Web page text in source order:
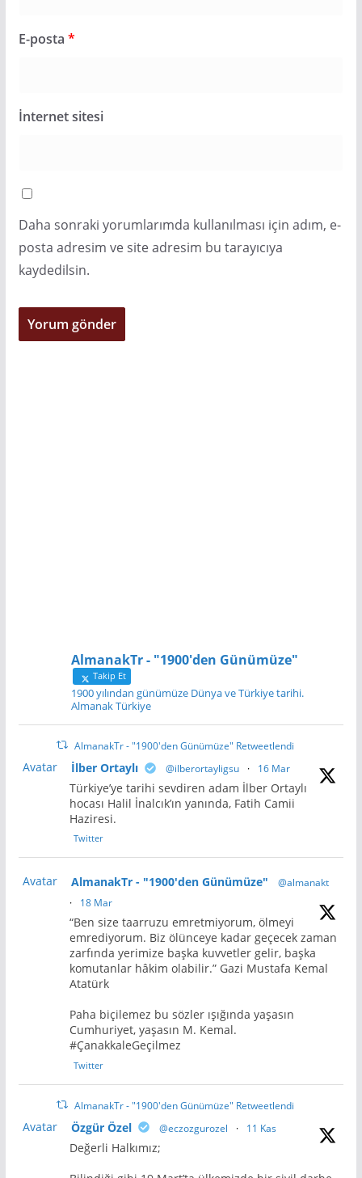
E-posta *
İnternet sitesi
Daha sonraki yorumlarımda kullanılması için adım, e-
posta adresim ve site adresim bu tarayıcıya
kaydedilsin.
AlmanakTr - "1900'den Günümüze"
Takip Et
1900 yılından günümüze Dünya ve Türkiye tarihi.
Almanak Türkiye
AlmanakTr - "1900'den Günümüze" Retweetlendi
Avatar İlber Ortaylı @ilberortayligsu · 16 Mar
Türkiye’ye tarihi sevdiren adam İlber Ortaylı
hocası Halil İnalcık’ın yanında, Fatih Camii
Haziresi.
Twitter
Avatar AlmanakTr - "1900'den Günümüze"
@almanakt
·
18 Mar
“Ben size taarruzu emretmiyorum, ölmeyi
emrediyorum. Biz ölünceye kadar geçecek zaman
zarfında yerimize başka kuvvetler gelir, başka
komutanlar hâkim olabilir.” Gazi Mustafa Kemal
Atatürk
Paha biçilemez bu sözler ışığında yaşasın
Cumhuriyet, yaşasın M. Kemal.
#ÇanakkaleGeçilmez
Twitter
AlmanakTr - "1900'den Günümüze" Retweetlendi
Avatar Özgür Özel @eczozgurozel · 11 Kas
Değerli Halkımız;